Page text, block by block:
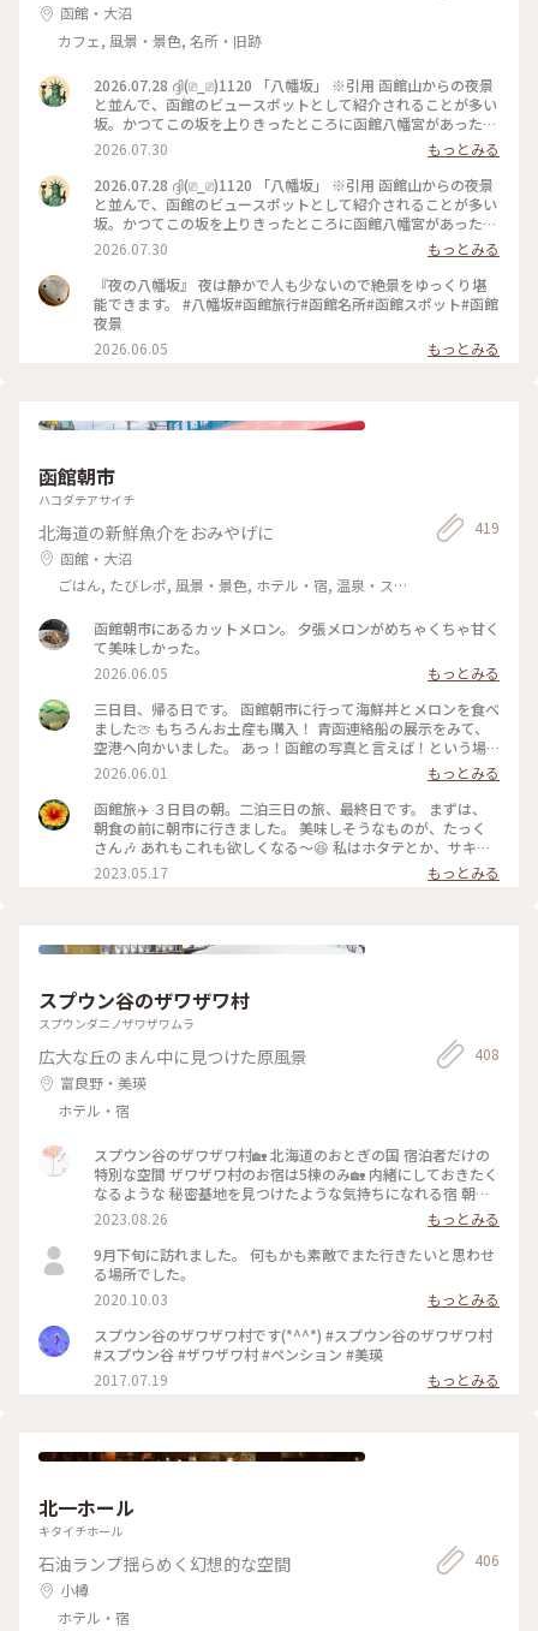
函館・大沼
カフェ, 風景・景色, 名所・旧跡
2026.07.28 ദ്ദി(⎚_⎚)1120 「八幡坂」 ※引用 函館山からの夜景
と並んで、函館のビュースポットとして紹介されることが多い
坂。かつてこの坂を上りきったところに函館八幡宮があったと
され、名前の由来となっている。 日中来たのは初めてでした
😄 あまり、うまく撮れてないですが😅 で、そこから近隣を
散歩しましたが、やはり日中に歩くと色々発見しますね👀✨️ 画
像はありませんが、最近北海道の情報番組では取り上げてる話
題の「街角クレープ」を見つけました🤤 ※気になる方はググ
ってみてください（笑） 最後にそのまま金森倉庫まで歩いて、
買物してました✨️ #北海道#函館市#八幡坂#船魂神社#カトリッ
ク教会#金森倉庫#散歩#観光#函館旅行
2026.07.30
もっとみる
2026.07.28 ദ്ദി(⎚_⎚)1120 「八幡坂」 ※引用 函館山からの夜景
と並んで、函館のビュースポットとして紹介されることが多い
坂。かつてこの坂を上りきったところに函館八幡宮があったと
され、名前の由来となっている。 日中来たのは初めてでした
😄 あまり、うまく撮れてないですが😅 で、そこから近隣を
散歩しましたが、やはり日中に歩くと色々発見しますね👀✨️ 画
像はありませんが、最近話題の「街角クレープ」を見つけまし
た🤤 #北海道#函館市#八幡坂#カトリック教会#船魂神社#散歩
2026.07.30
もっとみる
『夜の八幡坂』 夜は静かで人も少ないので絶景をゆっくり堪
能できます。 #八幡坂#函館旅行#函館名所#函館スポット#函館
夜景
2026.06.05
もっとみる
函館朝市
ハコダテアサイチ
北海道の新鮮魚介をおみやげに
函館・大沼
ごはん, たびレポ, 風景・景色, ホテル・宿, 温泉・ス
419
函館朝市にあるカットメロン。 夕張メロンがめちゃくちゃ甘く
て美味しかった。
2026.06.05
もっとみる
三日目、帰る日です。 函館朝市に行って海鮮丼とメロンを食べ
ました🍈 もちろんお土産も購入！ 青函連絡船の展示をみて、
空港へ向かいました。 あっ！函館の写真と言えば！という場
所。 八幡坂ももちろん行ってきました。 昼、夜と写真撮って
みたけど、夜はいらなかったかも笑 三日間通して食事は特に大
満足🍽️ 海鮮とアイスクリームはたくさん食べた🍨 初めての函
館旅行はめっちゃ楽しかった💕 今回も母に感謝🙏 On the
third day, we visited Hakodate Morning Market and
throughout the three day. We ate plenty of seafood and
2026.06.01
もっとみる
函館旅✈️ ３日目の朝。二泊三日の旅、最終日です。 まずは、
朝食の前に朝市に行きました。 美味しそうなものが、たっく
さん🎶 あれもこれも欲しくなる〜😆 私はホタテとか、サキイ
カとか、乾き物中心にお買い上げー❤️ 市場は活気があって、見
てるだけでも楽しい🎶 #私のことりっぷ旅 #レトロな街 #北海
2023.05.17 もっとみる
スプウン谷のザワザワ村
スプウンダニノザワザワムラ
広大な丘のまん中に見つけた原風景
富良野・美瑛
ホテル・宿
408
スプウン谷のザワザワ村🏡 北海道のおとぎの国 宿泊者だけの
特別な空間 ザワザワ村のお宿は5棟のみ🏡 内緒にしておきたく
なるような 秘密基地を見つけたような気持ちになれる宿 朝に
は窓越しに畑仕事をされる風景が 夜には満点の星空が広がる
静かな時間 どこを切り撮っても絵になる風景 こんな家に住め
たら⋯( ღ´꒳`)♡ を叶えてくれるカワイイお宿です 季節を変え
て、また帰りたいあの村へ いつかもう一度おとぎの国へ‪
カメラ旅 #私のことりっぷ旅 #美しい町 #スプウン谷のザワザ
ワ村 #おとぎの国 #一棟貸し宿 #美瑛町 #北海道
2023.08.26
もっとみる
9月下旬に訪れました。 何もかも素敵でまた行きたいと思わせ
る場所でした。
2020.10.03
もっとみる
スプウン谷のザワザワ村です(*^^*) #スプウン谷のザワザワ村
#スプウン谷 #ザワザワ村 #ペンション #美瑛
2017.07.19
もっとみる
北一ホール
キタイチホール
石油ランプ揺らめく幻想的な空間
小樽
ホテル・宿
406